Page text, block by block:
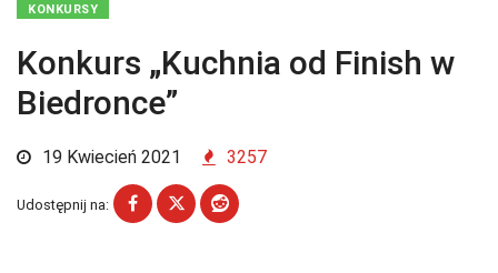
KONKURSY
Konkurs „Kuchnia od Finish w
Biedronce”
19 Kwiecień 2021 3257
Udostępnij na: